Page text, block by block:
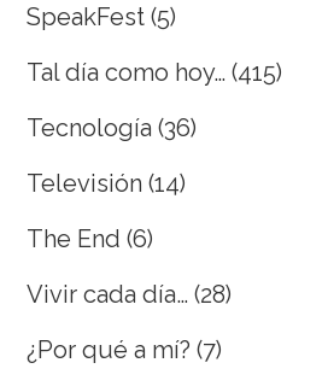
SpeakFest (5)
Tal día como hoy… (415)
Tecnología (36)
Televisión (14)
The End (6)
Vivir cada día… (28)
¿Por qué a mí? (7)